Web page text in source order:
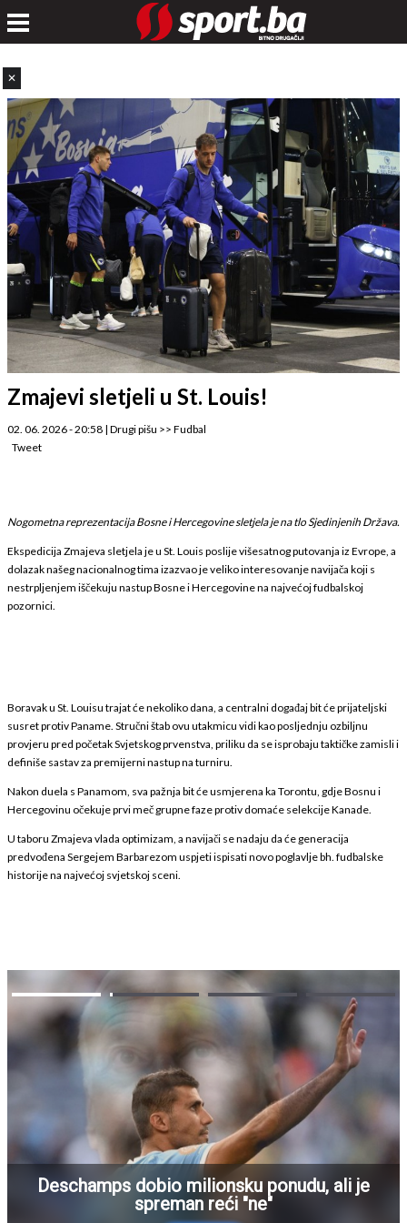
✕
Zmajevi sletjeli u St. Louis!
02. 06. 2026 - 20:58 | Drugi pišu >> Fudbal
Tweet
Nogometna reprezentacija Bosne i Hercegovine sletjela je na tlo Sjedinjenih Država.
Ekspedicija Zmajeva sletjela je u St. Louis poslije višesatnog putovanja iz Evrope, a
dolazak našeg nacionalnog tima izazvao je veliko interesovanje navijača koji s
nestrpljenjem iščekuju nastup Bosne i Hercegovine na najvećoj fudbalskoj
pozornici.
Boravak u St. Louisu trajat će nekoliko dana, a centralni događaj bit će prijateljski
susret protiv Paname. Stručni štab ovu utakmicu vidi kao posljednju ozbiljnu
provjeru pred početak Svjetskog prvenstva, priliku da se isprobaju taktičke zamisli i
definiše sastav za premijerni nastup na turniru.
Nakon duela s Panamom, sva pažnja bit će usmjerena ka Torontu, gdje Bosnu i
Hercegovinu očekuje prvi meč grupne faze protiv domaće selekcije Kanade.
U taboru Zmajeva vlada optimizam, a navijači se nadaju da će generacija
predvođena Sergejem Barbarezom uspjeti ispisati novo poglavlje bh. fudbalske
historije na najvećoj svjetskoj sceni.
Deschamps dobio milionsku ponudu, ali je
spreman reći "ne"